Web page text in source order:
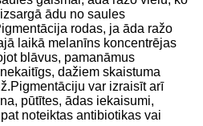
ādu no saules
rodas, ja āda ražo
laikā melanīns koncentrējas
blāvus, pamanāmus
dažiem skaistuma
var izraisīt arī
pūtītes, ādas iekaisumi,
noteiktas antibiotikas vai